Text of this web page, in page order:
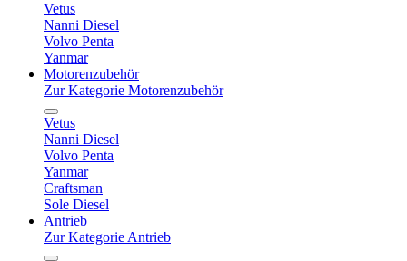
Vetus
Nanni Diesel
Volvo Penta
Yanmar
Motorenzubehör
Zur Kategorie Motorenzubehör
Vetus
Nanni Diesel
Volvo Penta
Yanmar
Craftsman
Sole Diesel
Antrieb
Zur Kategorie Antrieb